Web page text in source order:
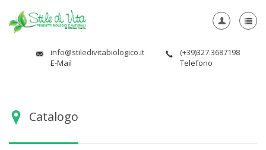
info@stiledivitabiologico.it
E-Mail
(+39)327.3687198
Telefono
Catalogo